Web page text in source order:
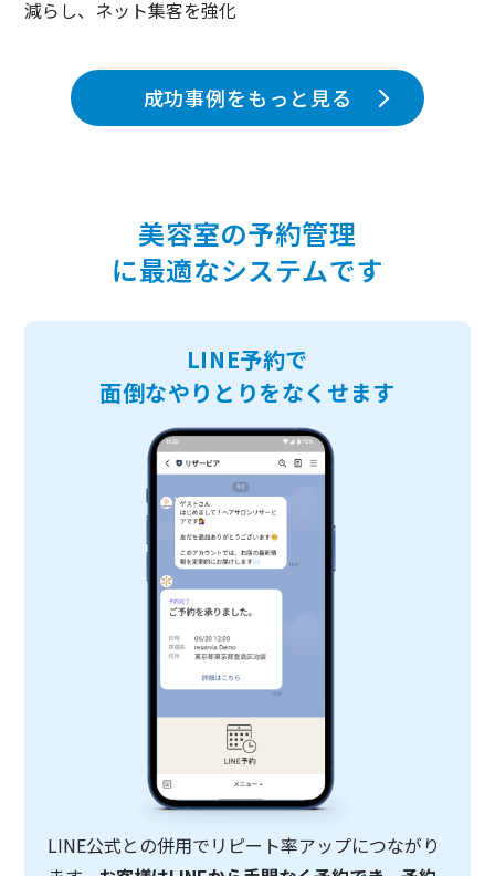
減らし、ネット集客を強化
成功事例をもっと見る
美容室の予約管理
に最適なシステムです
LINE予約で
面倒なやりとりをなくせます
LINE公式との併用でリピート率アップにつながり